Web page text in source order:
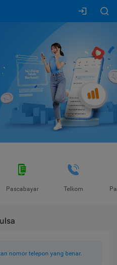
Pascabayar Telkom
nomor telepon yang benar.